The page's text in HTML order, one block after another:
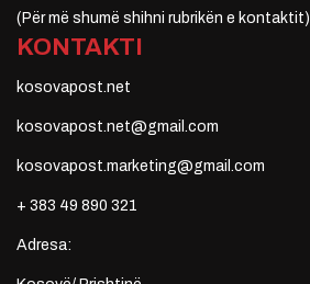
(Për më shumë shihni rubrikën e kontaktit)
KONTAKTI
kosovapost.net
kosovapost.net@gmail.com
kosovapost.marketing@gmail.com
+ 383 49 890 321
Adresa: